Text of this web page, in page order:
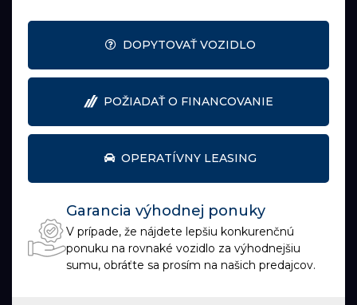
DOPYTOVAŤ VOZIDLO
POŽIADAŤ O FINANCOVANIE
OPERATÍVNY LEASING
Garancia výhodnej ponuky
V prípade, že nájdete lepšiu konkurenčnú
ponuku na rovnaké vozidlo za výhodnejšiu
sumu, obráťte sa prosím na našich predajcov.